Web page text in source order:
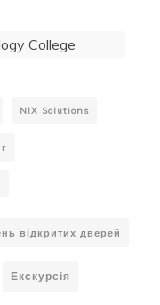
College
NIX Solutions
відкритих дверей
Екскурсія